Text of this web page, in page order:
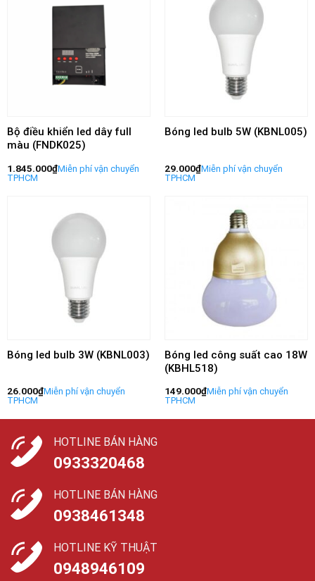
Bộ điều khiển led dây full
màu (FNDK025)
1.845.000₫
Bóng led bulb 5W (KBNL005)
29.000₫
Bóng led bulb 3W (KBNL003)
26.000₫
Bóng led công suất cao 18W
(KBHL518)
149.000₫
HOTLINE BÁN HÀNG
0933320468
HOTLINE BÁN HÀNG
0938461348
HOTLINE KỸ THUẬT
0948946109